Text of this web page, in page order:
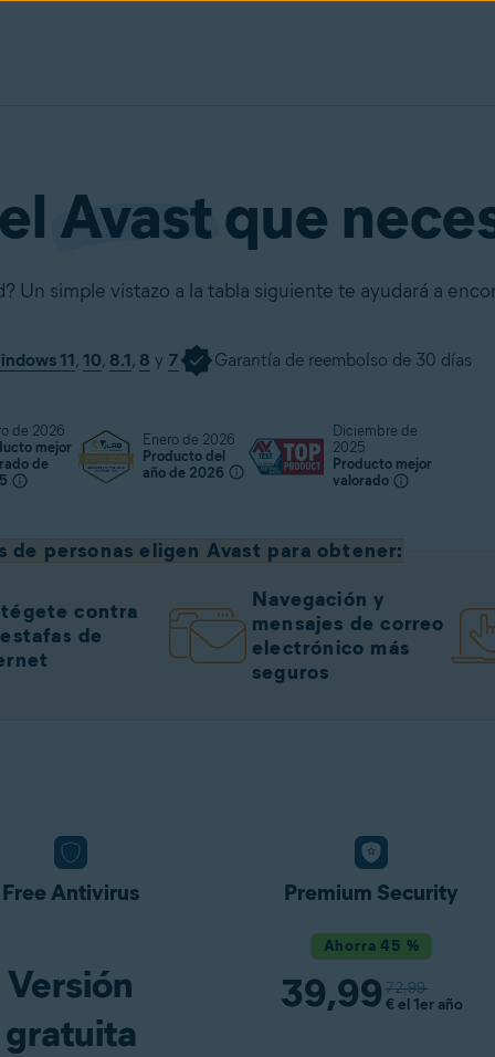
Avastque
Un simple vistazo a la tabla siguiente te ayudará a
11, 10, 8.1, 8 y 7 Garantía de reembolso de 30 días
de 2026
mejor
de
Enero de 2026
Producto del
año de 2026
Diciembre de
2025
Producto mejor
valorado
de personas eligen Avast para obtener:
contra
de
Navegación y
mensajes de correo
electrónico más
seguros
Free Antivirus Premium Security
Versión
gratuita
Ahorra 45 %
39,99 72,99
€el 1er año